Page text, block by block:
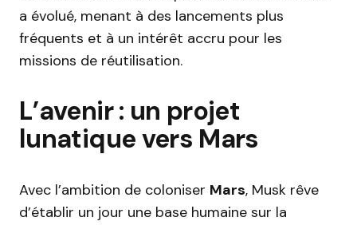
a évolué, menant à des lancements plus
fréquents et à un intérêt accru pour les
missions de réutilisation.
L’avenir : un projet
lunatique vers Mars
Avec l’ambition de coloniser Mars, Musk rêve
d’établir un jour une base humaine sur la